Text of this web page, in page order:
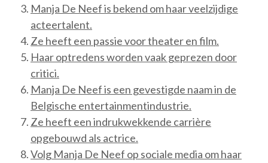
Manja De Neef is bekend om haar veelzijdige
acteertalent.
Ze heeft een passie voor theater en film.
Haar optredens worden vaak geprezen door
critici.
Manja De Neef is een gevestigde naam in de
Belgische entertainmentindustrie.
Ze heeft een indrukwekkende carrière
opgebouwd als actrice.
Volg Manja De Neef op sociale media om haar